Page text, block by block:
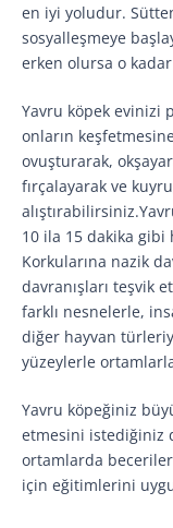
en iyi yoludur.
sosyalleşmeye
erken olursa o
Yavru köpek evinizi
onların
ovuşturarak,
fırçalayarak ve
10 ila 15 dakika gibi
Korkularına nazik
davranışları teşvik
farklı nesnelerle,
diğer hayvan
yüzeylerle
Yavru köpeğiniz
etmesini istediğiniz
ortamlarda
için eğitimlerini